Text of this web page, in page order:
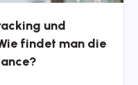
und
findet man die